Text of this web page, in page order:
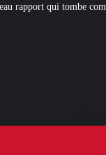
bilan pour Darmanin